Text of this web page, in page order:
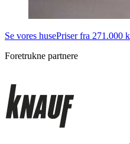
Se vores husePriser fra 271.000
Foretrukne partnere